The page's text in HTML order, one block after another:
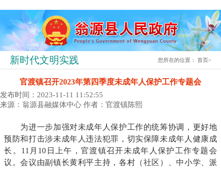
新时代文明实践 您所在的位置：首页>
官渡镇召开2023年第四季度未成年人保护工作专题会
发布时间：2023-11-11 11:52:55
来源：翁源县融媒体中心 作者：官渡镇陈熙
为进一步加强对未成年人保护工作的统筹协调，更好地
预防和打击涉未成年人违法犯罪，切实保障未成年人健康成
长。11月10日上午，官渡镇召开未成年人保护工作专题会
议。会议由副镇长黄利平主持，各村（社区）、中小学、派